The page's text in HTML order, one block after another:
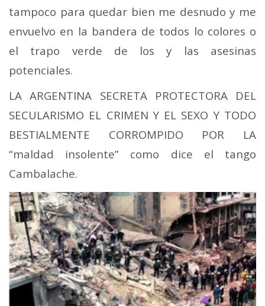
tampoco para quedar bien me desnudo y me
envuelvo en la bandera de todos lo colores o
el trapo verde de los y las asesinas
potenciales.
LA ARGENTINA SECRETA PROTECTORA DEL
SECULARISMO EL CRIMEN Y EL SEXO Y TODO
BESTIALMENTE CORROMPIDO POR LA
“maldad insolente” como dice el tango
Cambalache.